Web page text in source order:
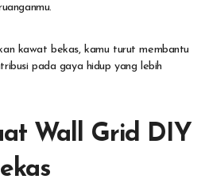
kawat bekas, kamu turut membantu
pada gaya hidup yang lebih
Wall Grid DIY